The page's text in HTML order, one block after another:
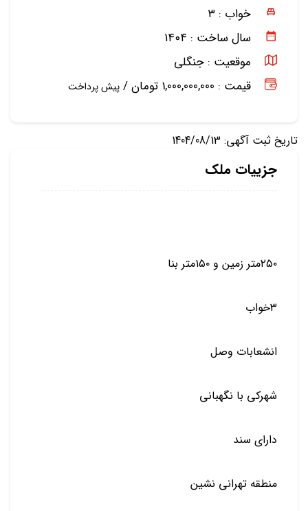
خواب : ۳
سال ساخت : ۱۴۰۴
موقعیت : جنگلی
قیمت : 1,000,000,000 تومان /
پیش پرداخت
تاریخ ثبت آگهی: 1404/08/13
جزییات ملک
۲۵۰متر زمين و ۱۵۰متر بنا
۳خواب
انشعابات وصل
شهرکی با نگهبانی
دارای سند
منطقه تهرانی نشین